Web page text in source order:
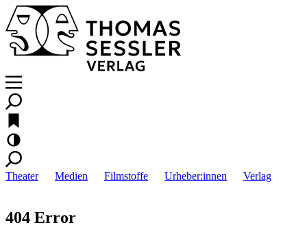
Theater Medien Filmstoffe Urheber:innen Verlag
404 Error